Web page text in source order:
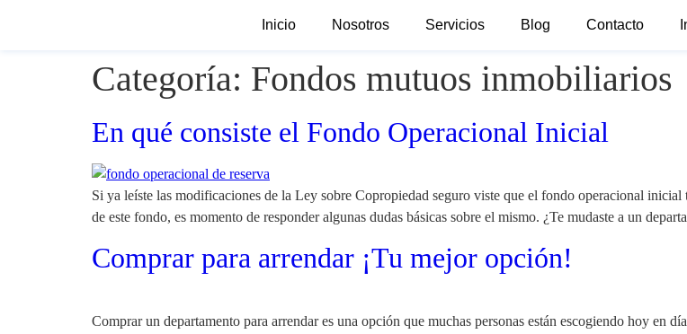
Inicio Nosotros Servicios Blog Contacto
Categoría: Fondos mutuos inmobiliarios
En qué consiste el Fondo Operacional Inicial
Si ya leíste las modificaciones de la Ley sobre Copropiedad seguro viste que el fondo operacional
de este fondo, es momento de responder algunas dudas básicas sobre el mismo. ¿Te mudaste a un
Comprar para arrendar ¡Tu mejor opción!
Comprar un departamento para arrendar es una opción que muchas personas están escogiendo hoy en